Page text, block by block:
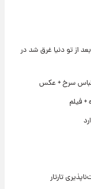
از تو دنیا غرق شد در
لباس سرخ + عکس
تارتار